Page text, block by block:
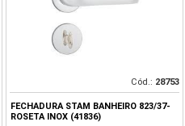
Cód.: 28753
FECHADURA STAM BANHEIRO 823/37-
ROSETA INOX (41836)